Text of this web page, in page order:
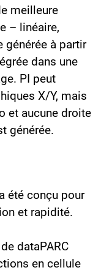
meilleure
– linéaire,
générée à partir
dans une
PI peut
X/Y, mais
et aucune droite
générée.
été conçu pour
et rapidité.
dataPARC
en cellule